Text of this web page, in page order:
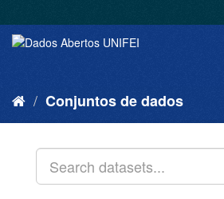
Conjuntos de dados